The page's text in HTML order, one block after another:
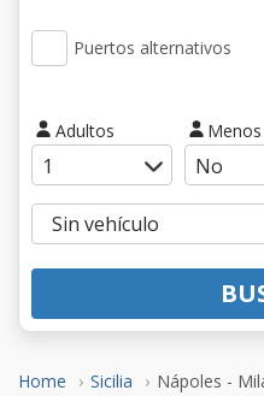
Home Sicilia Nápoles -
Puertos alternativos
Adultos